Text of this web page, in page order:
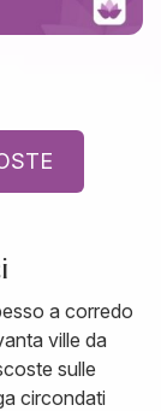
a corredo
ville da
sulle
circondati